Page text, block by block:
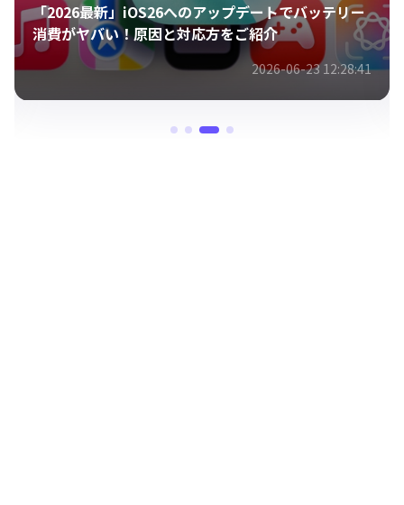
動画をライブフォトに変身！自分のiPhoneをよりお
しゃれに！
2026-03-26 10:58:09